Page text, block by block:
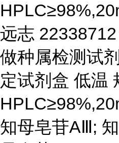
远志
做种属检测试
定试剂盒 低温
知母皂苷AⅢ;